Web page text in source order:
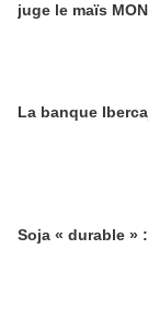
juge le maïs
La banque
Soja « durable »